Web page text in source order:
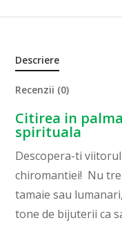
Descriere
Recenzii (0)
Citirea in
spirituala
Descopera-ti
chiromantiei! Nu
tamaie sau
tone de bijuterii ca